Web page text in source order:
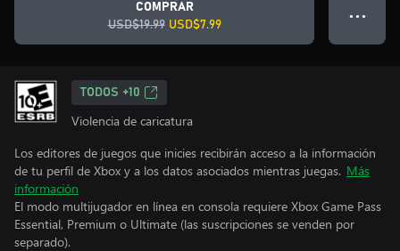
COMPRAR
USD$19.99 USD$7.99
● ● ●
TODOS +10
Violencia de caricatura
Los editores de juegos que inicies recibirán acceso a la información
de tu perfil de Xbox y a los datos asociados mientras juegas. Más
información
El modo multijugador en línea en consola requiere Xbox Game Pass
Essential, Premium o Ultimate (las suscripciones se venden por
separado).